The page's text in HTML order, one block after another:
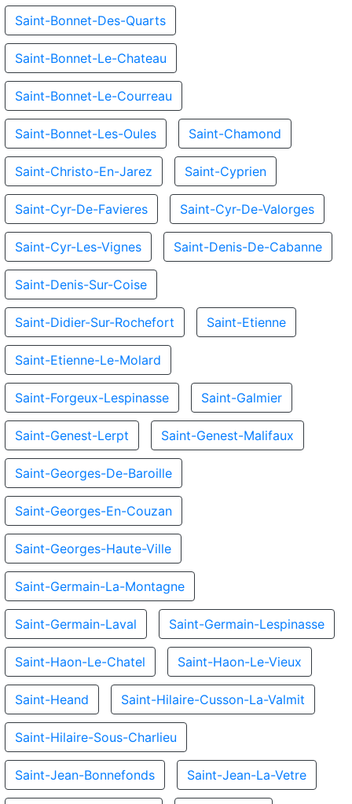
Saint-Bonnet-Des-Quarts
Saint-Bonnet-Le-Chateau
Saint-Bonnet-Le-Courreau
Saint-Bonnet-Les-Oules Saint-Chamond
Saint-Christo-En-Jarez Saint-Cyprien
Saint-Cyr-De-Favieres Saint-Cyr-De-Valorges
Saint-Cyr-Les-Vignes Saint-Denis-De-Cabanne
Saint-Denis-Sur-Coise
Saint-Didier-Sur-Rochefort Saint-Etienne
Saint-Etienne-Le-Molard
Saint-Forgeux-Lespinasse Saint-Galmier
Saint-Genest-Lerpt Saint-Genest-Malifaux
Saint-Georges-De-Baroille
Saint-Georges-En-Couzan
Saint-Georges-Haute-Ville
Saint-Germain-La-Montagne
Saint-Germain-Laval Saint-Germain-Lespinasse
Saint-Haon-Le-Chatel Saint-Haon-Le-Vieux
Saint-Heand Saint-Hilaire-Cusson-La-Valmit
Saint-Hilaire-Sous-Charlieu
Saint-Jean-Bonnefonds Saint-Jean-La-Vetre